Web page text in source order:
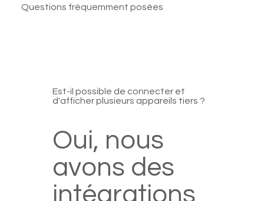
Questions fréquemment posées
Est-il possible de connecter et
d'afficher plusieurs appareils tiers ?
Oui, nous
avons des
intégrations